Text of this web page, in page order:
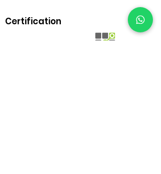
Certification